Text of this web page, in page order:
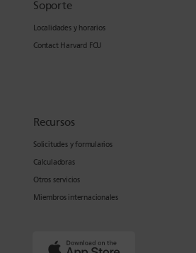
Soporte
Localidades y horarios
Contact Harvard FCU
Recursos
Solicitudes y formularios
Calculadoras
Otros servicios
Miembros internacionales